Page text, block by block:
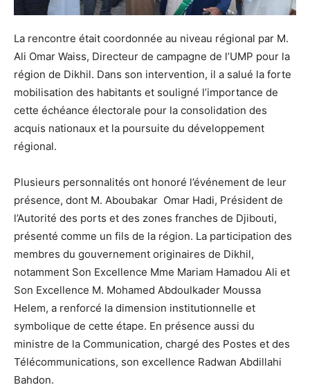
La rencontre était coordonnée au niveau régional par M.
Ali Omar Waiss, Directeur de campagne de l’UMP pour la
région de Dikhil. Dans son intervention, il a salué la forte
mobilisation des habitants et souligné l’importance de
cette échéance électorale pour la consolidation des
acquis nationaux et la poursuite du développement
régional.
Plusieurs personnalités ont honoré l’événement de leur
présence, dont M. Aboubakar Omar Hadi, Président de
l’Autorité des ports et des zones franches de Djibouti,
présenté comme un fils de la région. La participation des
membres du gouvernement originaires de Dikhil,
notamment Son Excellence Mme Mariam Hamadou Ali et
Son Excellence M. Mohamed Abdoulkader Moussa
Helem, a renforcé la dimension institutionnelle et
symbolique de cette étape. En présence aussi du
ministre de la Communication, chargé des Postes et des
Télécommunications, son excellence Radwan Abdillahi
Bahdon.